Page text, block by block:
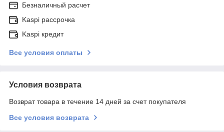
Безналичный расчет
Kaspi рассрочка
Kaspi кредит
Все условия оплаты
Условия возврата
Возврат товара в течение 14 дней за счет покупателя
Все условия возврата